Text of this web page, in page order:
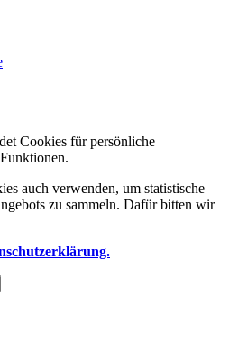
Cookies für persönliche
auch verwenden, um statistische
zu sammeln. Dafür bitten wir